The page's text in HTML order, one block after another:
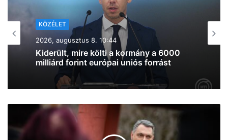
2026, augusztus 7. 19:39
Lazul a volt miniszterelnök: Orbán
Viktor felbukkant a szerbiai
trombitafesztiválon, sörözött és